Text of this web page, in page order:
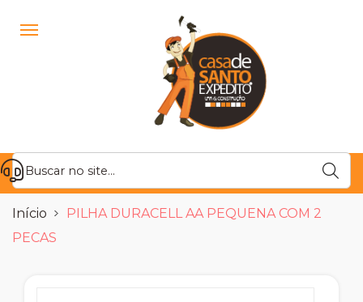
Início
PILHA DURACELL AA PEQUENA COM 2
PECAS